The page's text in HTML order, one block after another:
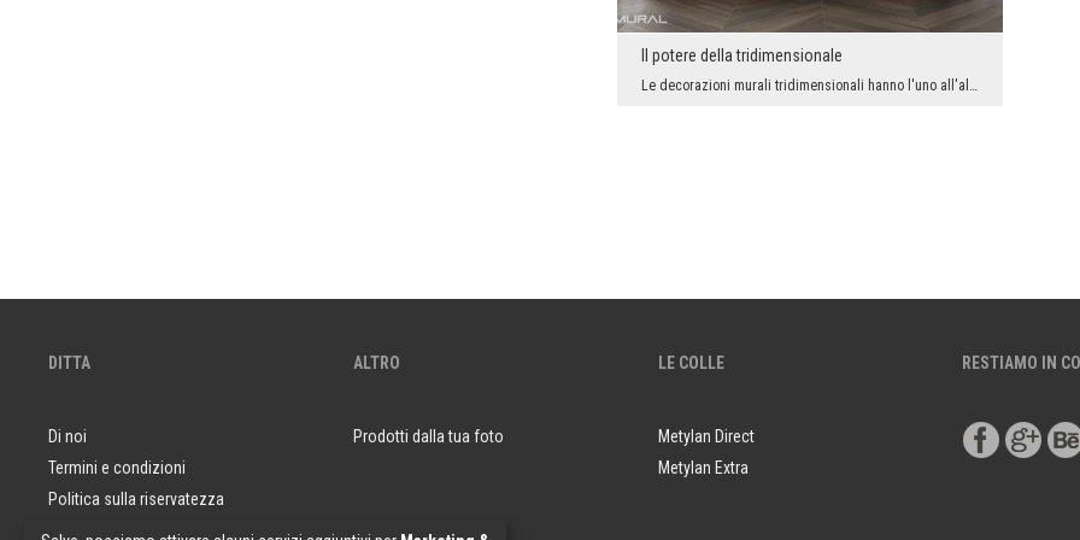
Il potere della tridimensionale
Le decorazioni murali tridimensionali hanno l'uno all'altro che grazie ad esse allarghiamo ottica...
DITTA
Di noi
Termini e condizioni
Politica sulla riservatezza
Domande e risposte
ALTRO
Prodotti dalla tua foto
LE COLLE
Metylan Direct
Metylan Extra
RESTIAMO IN